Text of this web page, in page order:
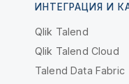
ИНТЕГРАЦИЯ И
Qlik Talend
Qlik Talend Cloud
Talend Data Fabric